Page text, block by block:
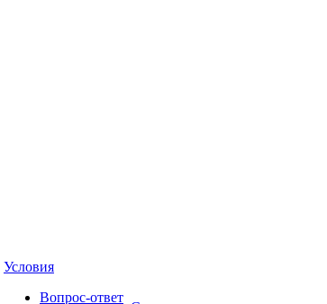
Условия
Вопрос-ответ